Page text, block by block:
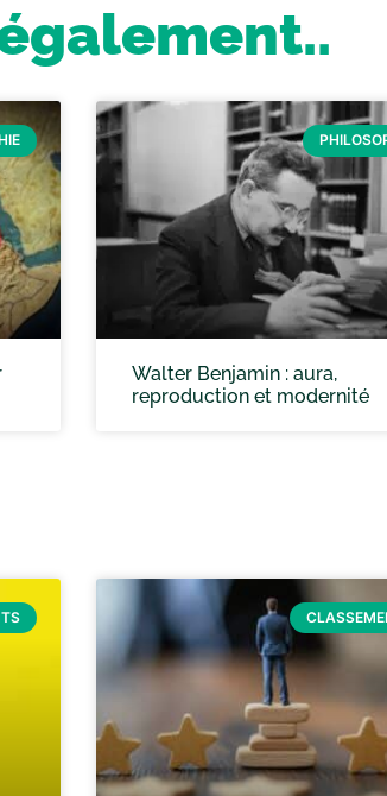
Walter Benjamin : aura,
reproduction et modernité